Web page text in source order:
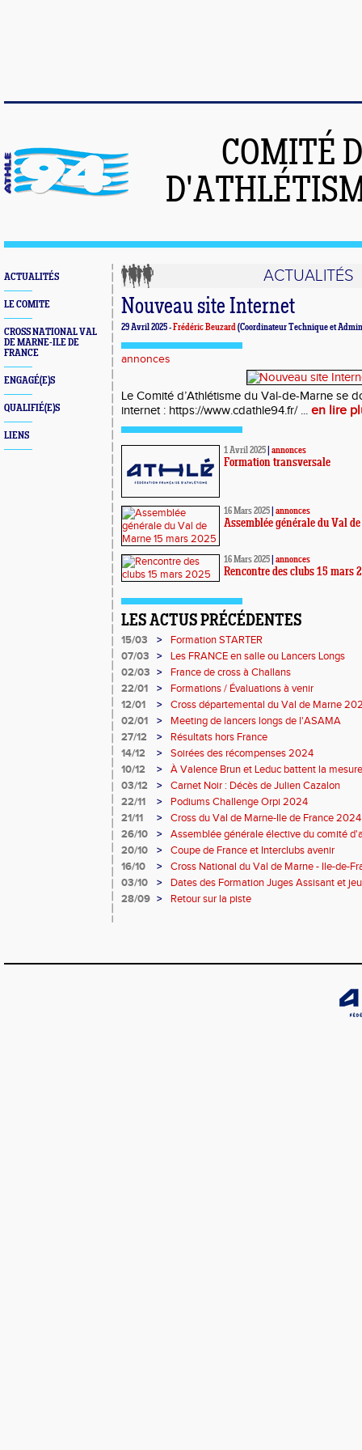
COMITÉ
ACTUALITÉS
LE COMITE
CROSS NATIONAL VAL
DE MARNE-ILE DE
FRANCE
ENGAGÉ(E)S
QUALIFIÉ(E)S
LIENS
ACTUALITÉS
Nouveau site Internet
29 Avril 2025 -Frédéric Beuzard(Coordinateur Technique et
annonces
Le Comité d’Athlétisme du Val-de-Marne se
internet : https://www.cdathle94.fr/ ... en lire
1 Avril 2025 annonces
Formation transversale
16 Mars 2025 annonces
Assemblée générale du Val
16 Mars 2025 annonces
Rencontre des clubs 15 mars
LES ACTUS PRÉCÉDENTES
15/03 >
Formation STARTER
07/03
>
Les FRANCE en salle ou Lancers Longs
02/03 >
France de cross à Challans
22/01
>
Formations / Évaluations à venir
12/01
>
Cross départemental du Val de Marne
02/01
>
Meeting de lancers longs de l'ASAMA
27/12
>
Résultats hors France
14/12
>
Soirées des récompenses 2024
10/12
>
À Valence Brun et Leduc battent la
03/12
>
Carnet Noir : Décès de Julien Cazalon
22/11
>
Podiums Challenge Orpi 2024
21/11
>
Cross du Val de Marne-Ile de France
26/10
>
Assemblée générale élective du comité
Marne
20/10 >
Coupe de France et Interclubs avenir
16/10
>
Cross National du Val de Marne - Ile-de-
03/10
>
Dates des Formation Juges Assisant et
28/09 > Retour sur la piste